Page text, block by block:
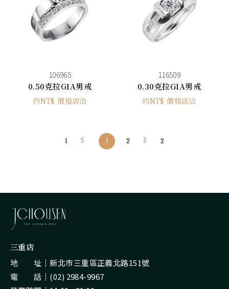
106965
0.50克拉GIA男戒
約NT$ 價格店洽
116509
0.30克拉GIA男戒
約NT$ 價格店洽
1 1 2 2
三重店
地 址｜新北市三重區正義北路151號
電 話｜ (02) 2984-9967